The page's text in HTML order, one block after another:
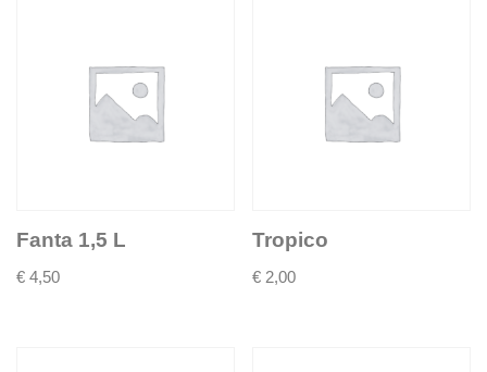
Fanta 1,5 L
€ 4,50
Tropico
€ 2,00